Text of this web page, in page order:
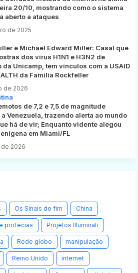
20/10, mostrando como o sistema
aberto a ataques
de 2025
e Michael Edward Miller: Casal que
dos vírus H1N1 e H3N2 de
da Unicamp, tem vínculos com a USAID
da Família Rockfeller
de 2026
de 7,2 e 7,5 de magnitude
Venezuela, trazendo alerta ao mundo
há de vir; Enquanto vidente alegou
em Miami/FL
2026
Os Sinais do fim China
profecias Projetos Illuminati
Rede globo manipulação
Reino Unido internet